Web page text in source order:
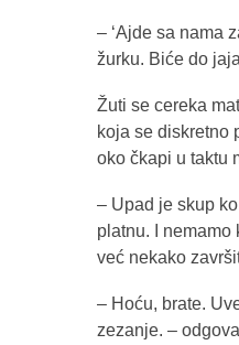
– ‘Ajde sa nama
žurku. Biće do
Žuti se cereka
koja se diskretno
oko čkapi u taktu
– Upad je skup
platnu. I nemamo
već nekako
– Hoću, brate.
zezanje. –